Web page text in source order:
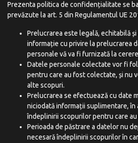
Prezenta politica de confidențialitate se
prevăzute la art. 5 din Regulamentul UE
Prelucrarea este legală, echitabilă
informație cu privire la prelucrarea
personale vă va fi furnizată la
Datele personale colectate vor fi
pentru care au fost colectate, și nu
alte scopuri.
Prelucrarea se efectuează cu date
niciodată informații suplimentare, în
îndeplinirii scopurilor pentru care
Perioada de păstrare a datelor nu
necesară îndeplinirii scopurilor în